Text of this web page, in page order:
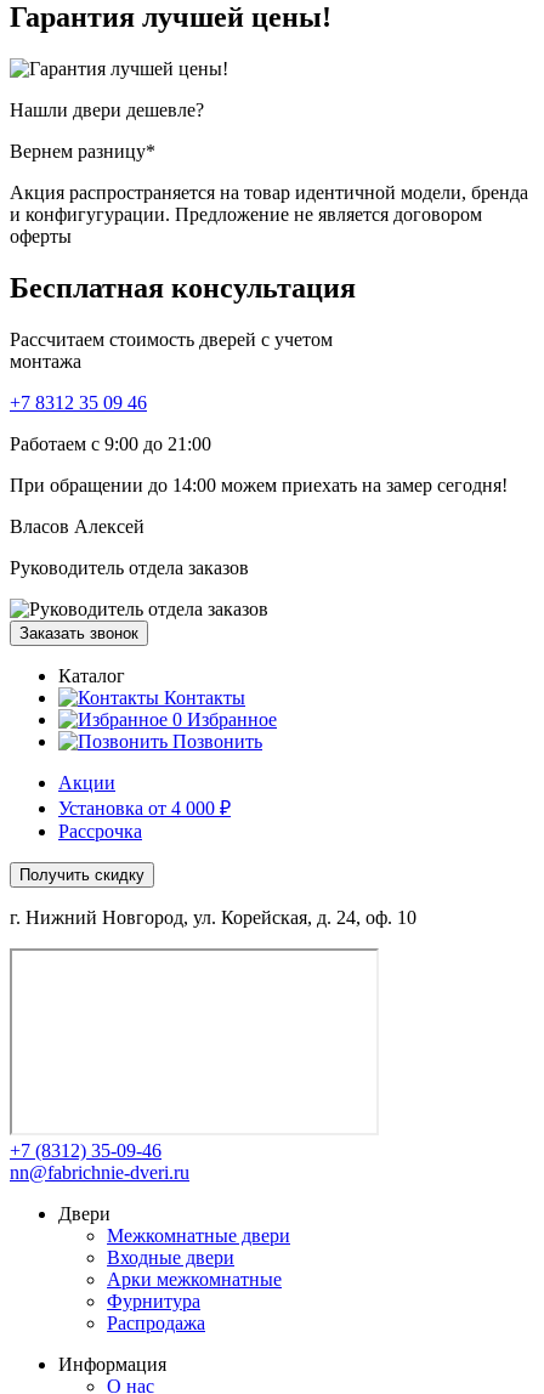
Гарантия лучшей цены!
Нашли двери дешевле?
Вернем разницу*
Акция распространяется на товар идентичной модели, бренда
и конфигугурации. Предложение не является договором
оферты
Бесплатная консультация
Рассчитаем стоимость дверей с учетом
монтажа
+7 8312 35 09 46
Работаем с 9:00 до 21:00
При обращении до 14:00 можем приехать на замер сегодня!
Власов Алексей
Руководитель отдела заказов
Заказать звонок
Каталог
Контакты
0 Избранное
Позвонить
Акции
Установка от 4 000 ₽
Рассрочка
Получить скидку
г. Нижний Новгород, ул. Корейская, д. 24, оф. 10
+7 (8312) 35-09-46
nn@fabrichnie-dveri.ru
Двери
Межкомнатные двери
Входные двери
Арки межкомнатные
Фурнитура
Распродажа
Информация
О нас